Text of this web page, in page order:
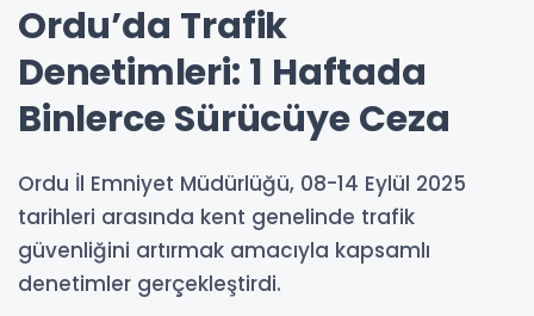
Ordu’da Trafik
Denetimleri: 1 Haftada
Binlerce Sürücüye Ceza
Ordu İl Emniyet Müdürlüğü, 08-14 Eylül 2025
tarihleri arasında kent genelinde trafik
güvenliğini artırmak amacıyla kapsamlı
denetimler gerçekleştirdi.